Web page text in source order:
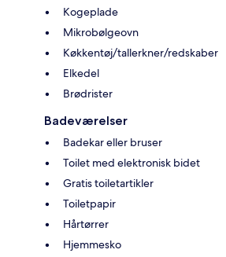
Kogeplade
Mikrobølgeovn
Køkkentøj/tallerkner/redskaber
Elkedel
Brødrister
Badeværelser
Badekar eller bruser
Toilet med elektronisk bidet
Gratis toiletartikler
Toiletpapir
Hårtørrer
Hjemmesko